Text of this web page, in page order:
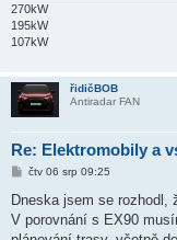
e
k
270kW
195kW
107kW
řidičBOB
Antiradar FAN
Re: Elektromobily a
P
í
p
ě
čtv 06 srp 09:25
Dneska jsem se rozhodl,
V porovnání s EX90